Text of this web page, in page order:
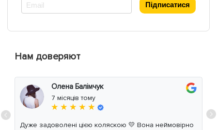
Підписатися
Нам доверяют
Олена Балімчук
7 місяців тому
★ ★ ★ ★ ★
Дуже задоволені цією коляскою 💛 Вона неймовірно